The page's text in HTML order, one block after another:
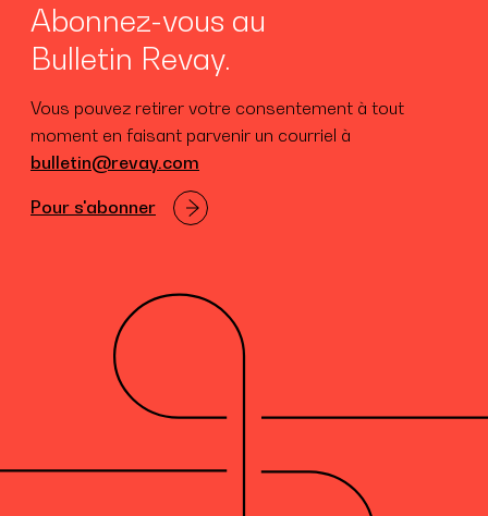
Abonnez-vous au
Bulletin Revay.
Vous pouvez retirer votre consentement à tout
moment en faisant parvenir un courriel à
bulletin@revay.com
Pour s'abonner